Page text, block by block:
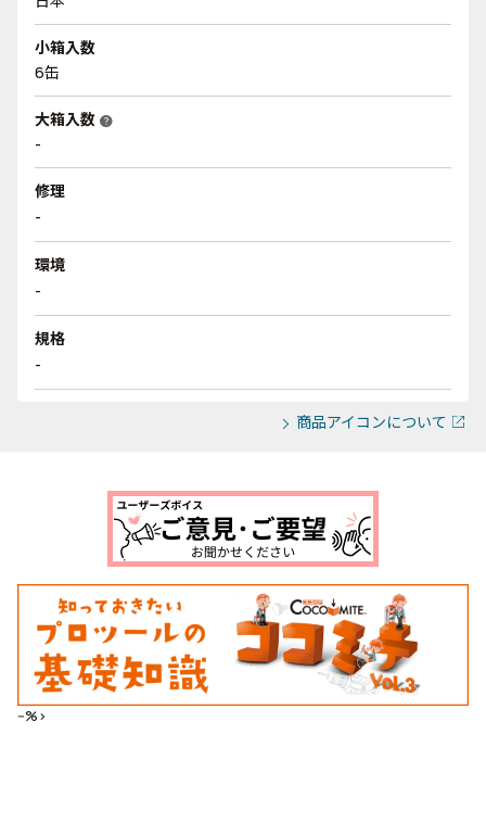
小箱入数
6缶
大箱入数 help
-
修理
-
環境
-
規格
-
商品アイコンについて
--%>